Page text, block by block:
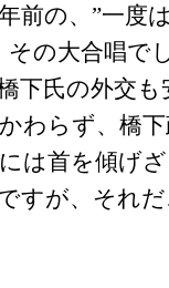
前の、”一度
その大合唱で
下氏の外交
わらず、橋
は首を傾げ
すが、それ